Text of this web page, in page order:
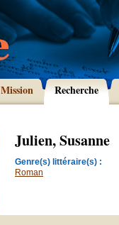
Mission Recherche
Julien, Susanne
Genre(s) littéraire(s) :
Roman